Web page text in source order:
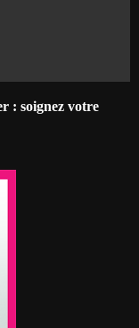
: soignez votre